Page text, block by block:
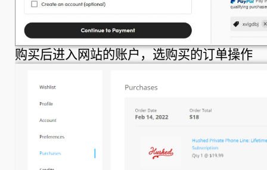
购买后进入网站的账户，选购买的订单操作